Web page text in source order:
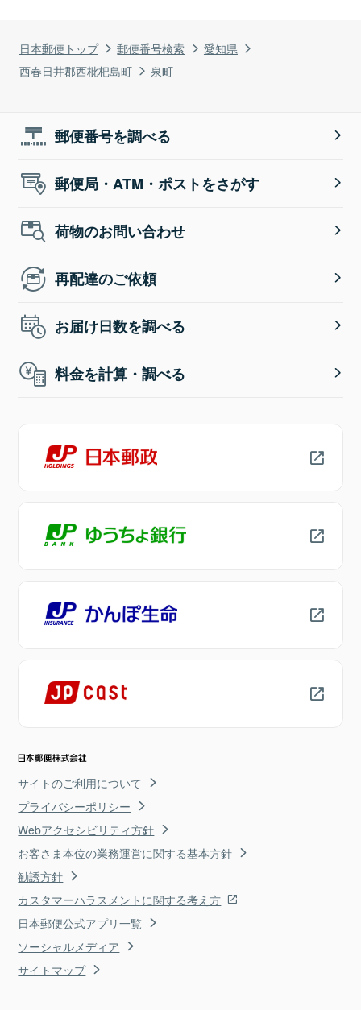
日本郵便トップ 郵便番号検索
愛知県
西春日井郡西枇杷島町
泉町
郵便番号を調べる
郵便局・ATM・ポストをさがす
荷物のお問い合わせ
再配達のご依頼
お届け日数を調べる
料金を計算・調べる
サイトのご利用について
プライバシーポリシー
Webアクセシビリティ方針
お客さま本位の業務運営に関する基本方針
勧誘方針
カスタマーハラスメントに関する考え方
日本郵便公式アプリ一覧
ソーシャルメディア
サイトマップ